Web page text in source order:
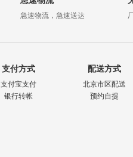
急速物流，急速送达
支付方式
支付宝支付
银行转帐
配送方式
北京市区配送
预约自提